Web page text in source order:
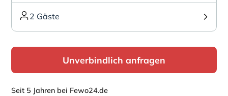
2 Gäste
Unverbindlich anfragen
Seit 5 Jahren bei Fewo24.de